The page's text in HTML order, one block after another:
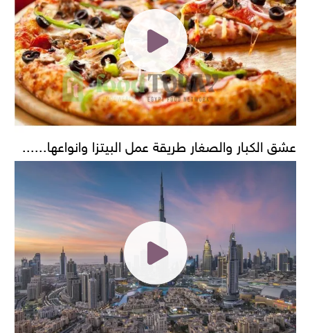
عشق الكبار والصغار طريقة عمل البيتزا وانواعها......